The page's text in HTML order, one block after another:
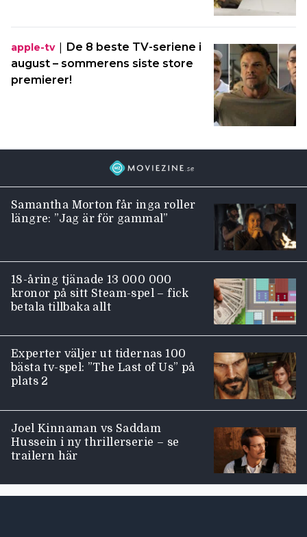
apple-tv| De 8 beste TV-seriene i
august – sommerens siste store
premierer!
Samantha Morton får inga roller
längre: ”Jag är för gammal”
18-åring tjänade 13 000 000
kronor på sitt Steam-spel – fick
betala tillbaka allt
Experter väljer ut tidernas 100
bästa tv-spel: ”The Last of Us” på
plats 2
Joel Kinnaman vs Saddam
Hussein i ny thrillerserie – se
trailern här